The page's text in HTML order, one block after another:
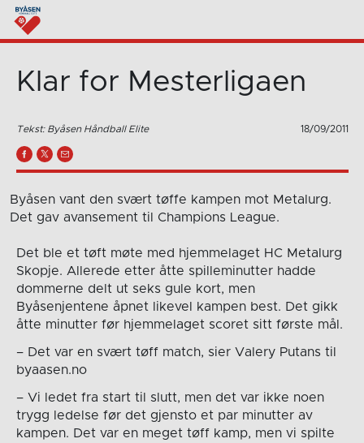
Klar for Mesterligaen
Tekst: Byåsen Håndball Elite 18/09/2011
Byåsen vant den svært tøffe kampen mot Metalurg.
Det gav avansement til Champions League.
Det ble et tøft møte med hjemmelaget HC Metalurg
Skopje. Allerede etter åtte spilleminutter hadde
dommerne delt ut seks gule kort, men
Byåsenjentene åpnet likevel kampen best. Det gikk
åtte minutter før hjemmelaget scoret sitt første mål.
– Det var en svært tøff match, sier Valery Putans til
byaasen.no
– Vi ledet fra start til slutt, men det var ikke noen
trygg ledelse før det gjensto et par minutter av
kampen. Det var en meget tøff kamp, men vi spilte